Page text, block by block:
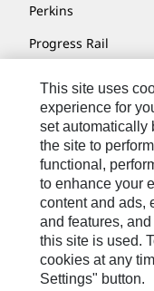
Perkins
Progress Rail
Solar Turbines
SPM Oil & Gas
Turner Powertrain
お問い合わせ先
サイト･マップ
This site uses
experience for
set automatically
the site to
functional,
to enhance your
content and ads,
and features,
this site is used.
cookies at any
Settings" button.